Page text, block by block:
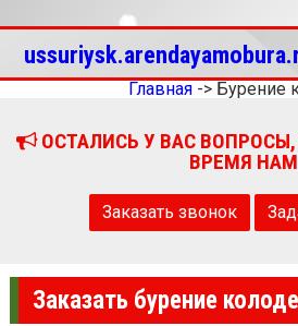
Главная-> Бурение
ОСТАЛИСЬ У ВАС
ВРЕМЯ НАМ
Заказать звонок
Заказать бурение